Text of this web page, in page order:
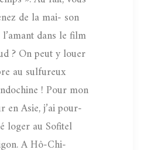
de la mai- son
dans le film
? On peut y louer
au sulfureux
! Pour mon
en Asie, j’ai pour-
loger au Sofitel
A Hô-Chi-